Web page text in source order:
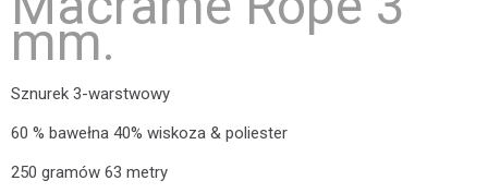
mm.
Sznurek 3-warstwowy
60 % bawełna 40% wiskoza & poliester
250 gramów 63 metry